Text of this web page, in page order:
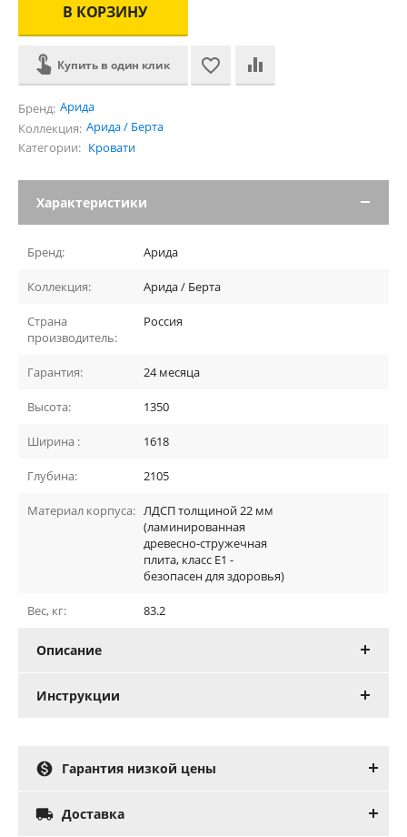
В КОРЗИНУ
Купить в один клик
Бренд: Арида
Коллекция: Арида / Берта
Категории: Кровати
Характеристики
Бренд: Арида
Коллекция: Арида / Берта
Страна
производитель:
Россия
Гарантия: 24 месяца
Высота: 1350
Ширина : 1618
Глубина: 2105
Материал корпуса: ЛДСП толщиной 22 мм
(ламинированная
древесно-стружечная
плита, класс E1 -
безопасен для здоровья)
Вес, кг: 83.2
Описание
Инструкции
 Гарантия низкой цены
 Доставка